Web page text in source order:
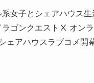
女子とシェアハウス
ラゴンクエストⅩ オン
ェアハウスラブコメ開